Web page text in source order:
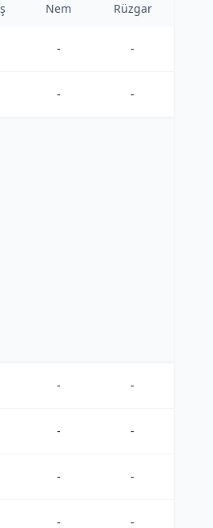
Nem Rüzgar
- -
- -
- -
- -
- -
- -